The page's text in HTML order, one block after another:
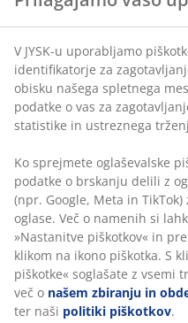
V JYSK-u uporabljamo
identifikatorje za
obisku našega spletnega
podatke o vas za
statistike in ustreznega
Ko sprejmete oglaševalske
podatke o brskanju delili z
(npr. Google, Meta in
oglase. Več o namenih si
»Nastanitve piškotkov« in
klikom na ikono piškotka. S
piškotke« soglašate z vsemi
več o našem zbiranju in
ter naši politiki piškotkov.